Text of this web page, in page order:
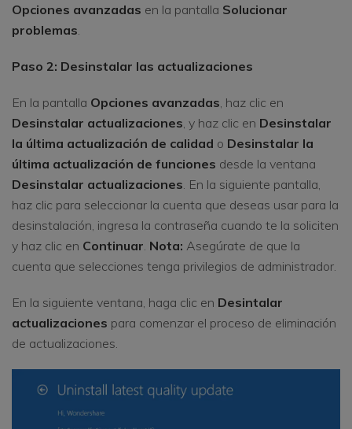
Opciones avanzadas en la pantalla Solucionar
problemas
Paso 2: Desinstalar las actualizaciones
En la pantalla Opciones avanzadas , haz clic en
Desinstalar actualizaciones , y haz clic en Desinstalar
la última actualización de calidad o Desinstalar la
última actualización de funciones desde la ventana
Desinstalar actualizaciones . En la siguiente pantalla,
haz clic para seleccionar la cuenta que deseas usar para la
desinstalación, ingresa la contraseña cuando te la soliciten
y haz clic en Continuar Nota: Asegúrate de que la
cuenta que selecciones tenga privilegios de administrador.
En la siguiente ventana, haga clic en Desintalar
actualizaciones para comenzar el proceso de eliminación
de actualizaciones.